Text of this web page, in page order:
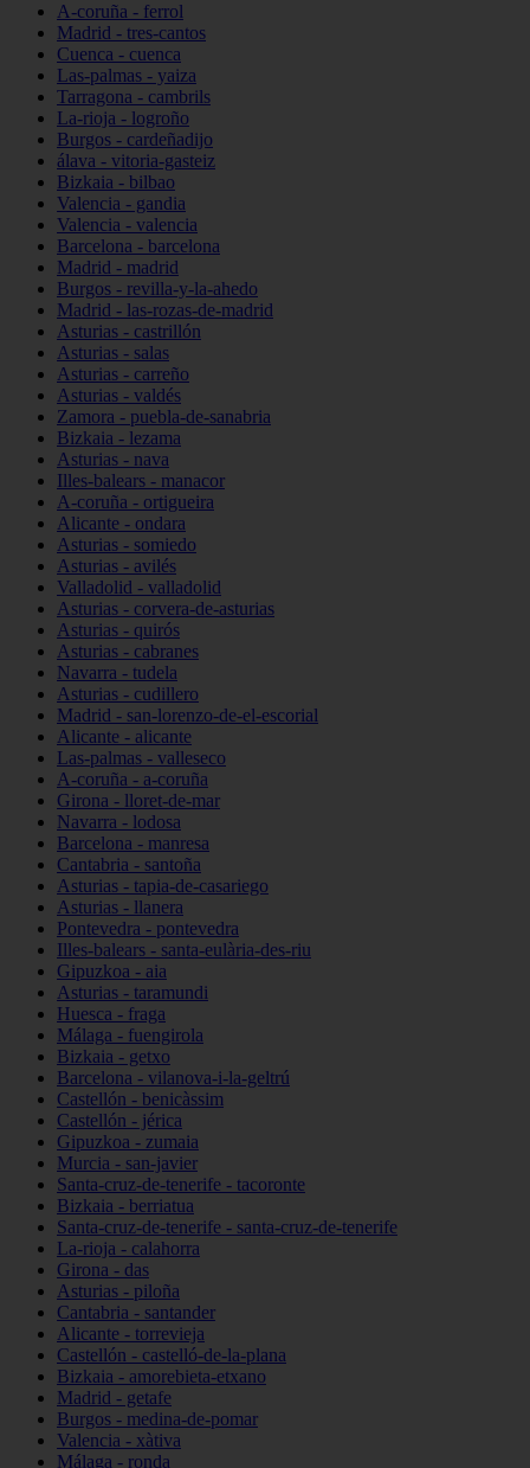
A-coruña - ferrol
Madrid - tres-cantos
Cuenca - cuenca
Las-palmas - yaiza
Tarragona - cambrils
La-rioja - logroño
Burgos - cardeñadijo
álava - vitoria-gasteiz
Bizkaia - bilbao
Valencia - gandia
Valencia - valencia
Barcelona - barcelona
Madrid - madrid
Burgos - revilla-y-la-ahedo
Madrid - las-rozas-de-madrid
Asturias - castrillón
Asturias - salas
Asturias - carreño
Asturias - valdés
Zamora - puebla-de-sanabria
Bizkaia - lezama
Asturias - nava
Illes-balears - manacor
A-coruña - ortigueira
Alicante - ondara
Asturias - somiedo
Asturias - avilés
Valladolid - valladolid
Asturias - corvera-de-asturias
Asturias - quirós
Asturias - cabranes
Navarra - tudela
Asturias - cudillero
Madrid - san-lorenzo-de-el-escorial
Alicante - alicante
Las-palmas - valleseco
A-coruña - a-coruña
Girona - lloret-de-mar
Navarra - lodosa
Barcelona - manresa
Cantabria - santoña
Asturias - tapia-de-casariego
Asturias - llanera
Pontevedra - pontevedra
Illes-balears - santa-eulària-des-riu
Gipuzkoa - aia
Asturias - taramundi
Huesca - fraga
Málaga - fuengirola
Bizkaia - getxo
Barcelona - vilanova-i-la-geltrú
Castellón - benicàssim
Castellón - jérica
Gipuzkoa - zumaia
Murcia - san-javier
Santa-cruz-de-tenerife - tacoronte
Bizkaia - berriatua
Santa-cruz-de-tenerife - santa-cruz-de-tenerife
La-rioja - calahorra
Girona - das
Asturias - piloña
Cantabria - santander
Alicante - torrevieja
Castellón - castelló-de-la-plana
Bizkaia - amorebieta-etxano
Madrid - getafe
Burgos - medina-de-pomar
Valencia - xàtiva
Málaga - ronda